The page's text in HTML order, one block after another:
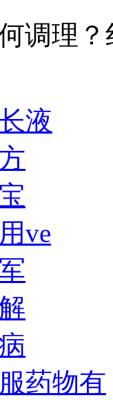
调理
液
ve
药物有